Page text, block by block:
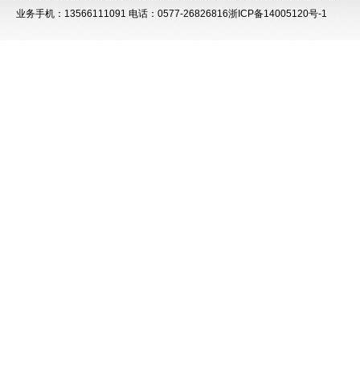
业务手机：13566111091 电话：0577-26826816浙ICP备14005120号-1